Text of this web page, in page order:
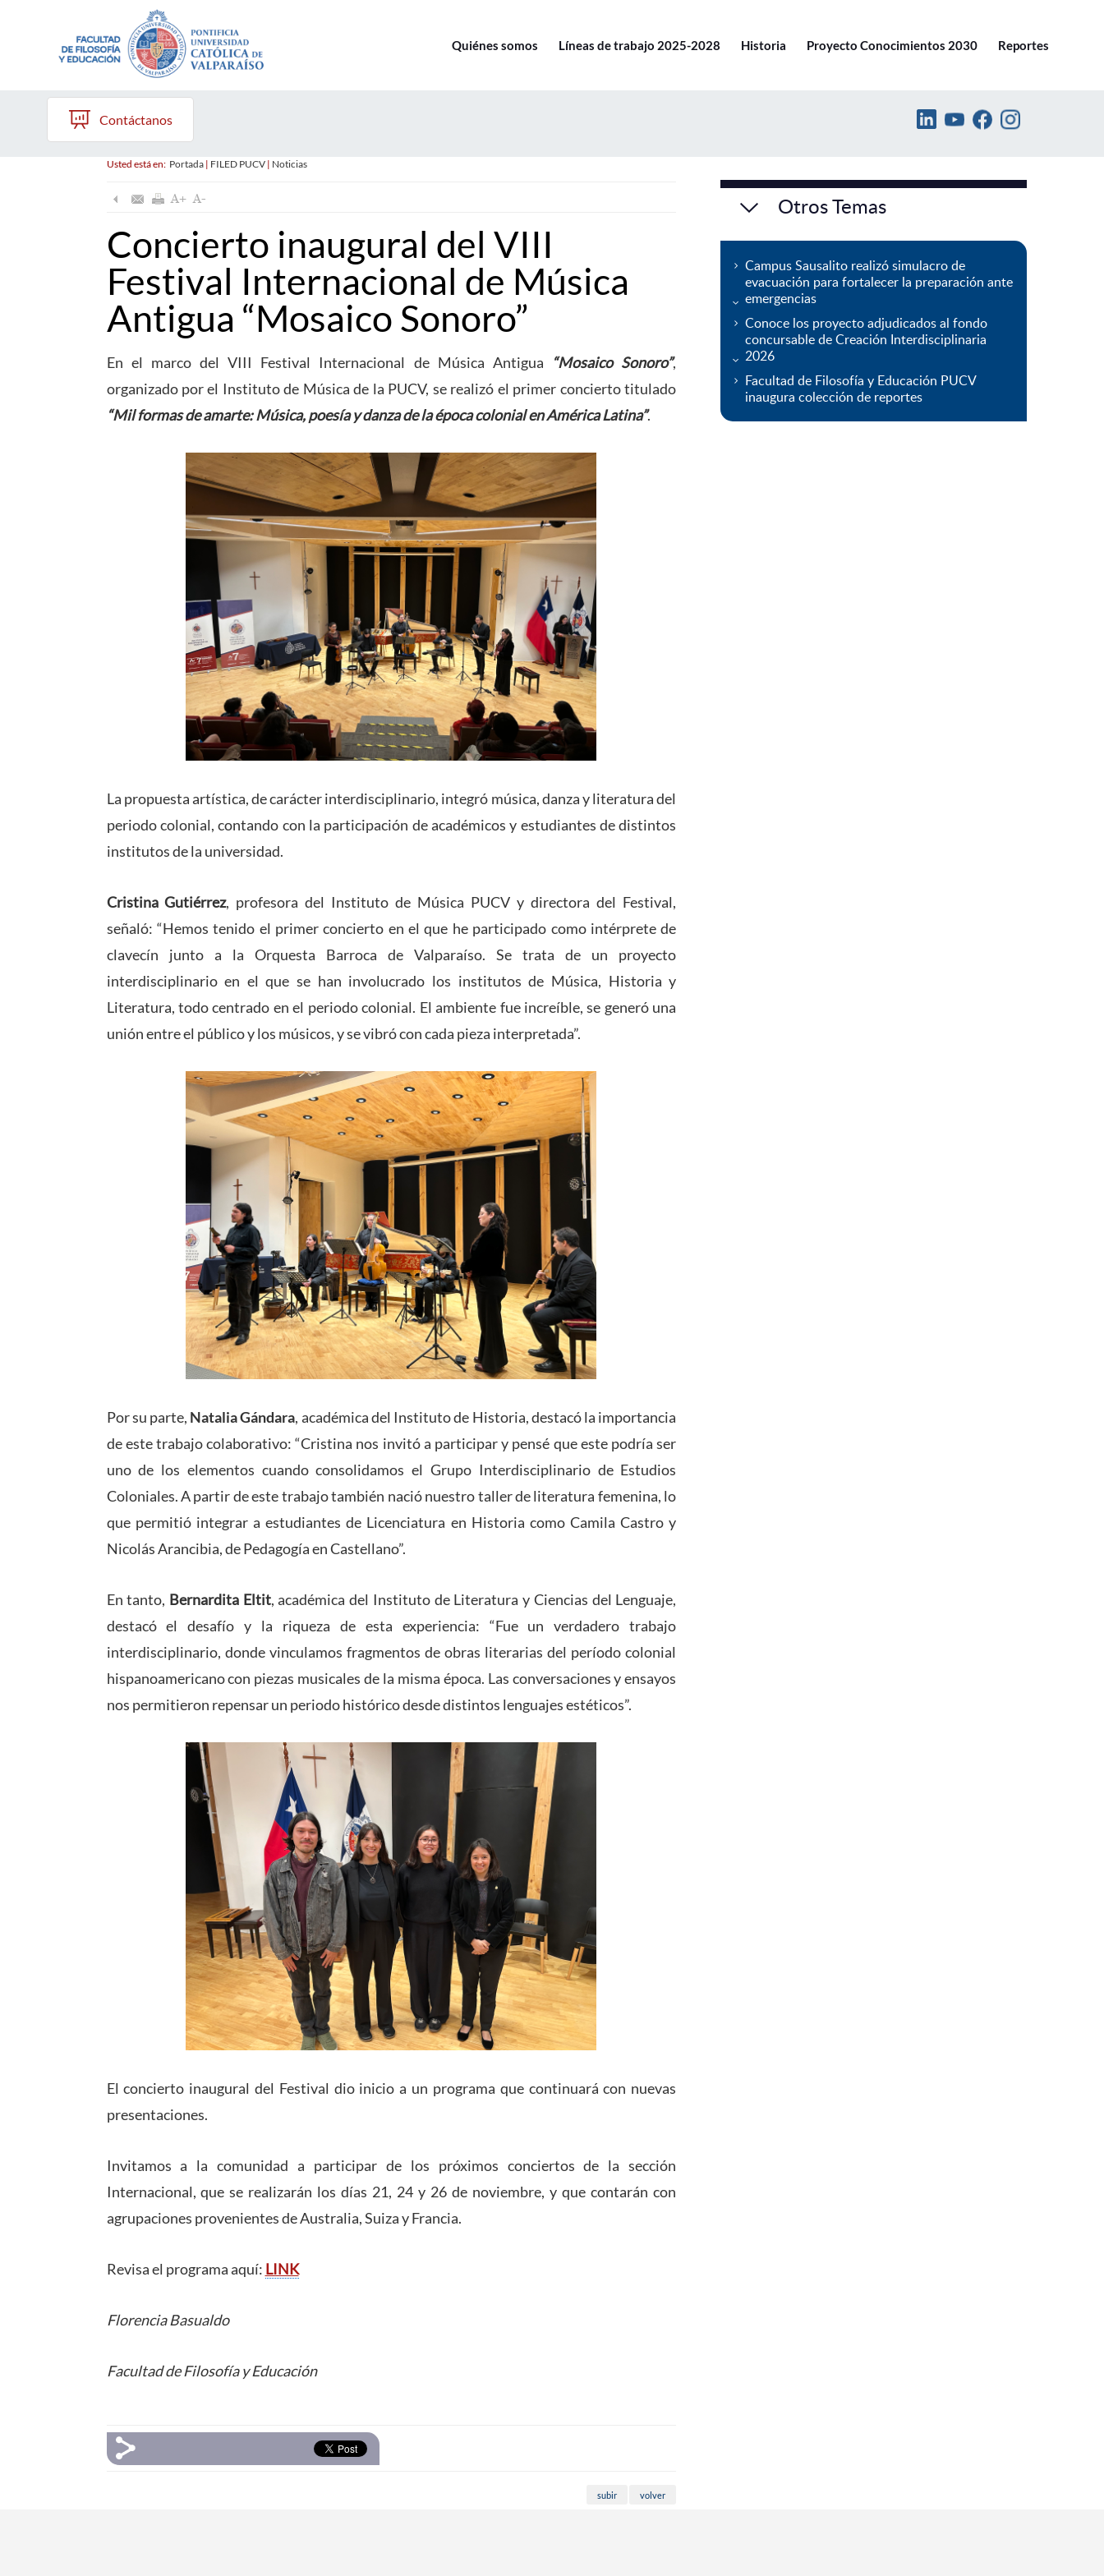
Quiénes somos Líneas de trabajo 2025-2028 Historia Proyecto Conocimientos 2030 Reportes
Contáctanos
Usted está en: Portada| FILED PUCV| Noticias
Concierto inaugural del VIII
Festival Internacional de Música
Antigua “Mosaico Sonoro”
En el marco del VIII Festival Internacional de Música Antigua “Mosaico Sonoro”,
organizado por el Instituto de Música de la PUCV, se realizó el primer concierto titulado
“Mil formas de amarte: Música, poesía y danza de la época colonial en América Latina”.
La propuesta artística, de carácter interdisciplinario, integró música, danza y literatura del
periodo colonial, contando con la participación de académicos y estudiantes de distintos
institutos de la universidad.
Cristina Gutiérrez, profesora del Instituto de Música PUCV y directora del Festival,
señaló: “Hemos tenido el primer concierto en el que he participado como intérprete de
clavecín junto a la Orquesta Barroca de Valparaíso. Se trata de un proyecto
interdisciplinario en el que se han involucrado los institutos de Música, Historia y
Literatura, todo centrado en el periodo colonial. El ambiente fue increíble, se generó una
unión entre el público y los músicos, y se vibró con cada pieza interpretada”.
Por su parte, Natalia Gándara, académica del Instituto de Historia, destacó la importancia
de este trabajo colaborativo: “Cristina nos invitó a participar y pensé que este podría ser
uno de los elementos cuando consolidamos el Grupo Interdisciplinario de Estudios
Coloniales. A partir de este trabajo también nació nuestro taller de literatura femenina, lo
que permitió integrar a estudiantes de Licenciatura en Historia como Camila Castro y
Nicolás Arancibia, de Pedagogía en Castellano”.
En tanto, Bernardita Eltit, académica del Instituto de Literatura y Ciencias del Lenguaje,
destacó el desafío y la riqueza de esta experiencia: “Fue un verdadero trabajo
interdisciplinario, donde vinculamos fragmentos de obras literarias del período colonial
hispanoamericano con piezas musicales de la misma época. Las conversaciones y ensayos
nos permitieron repensar un periodo histórico desde distintos lenguajes estéticos”.
El concierto inaugural del Festival dio inicio a un programa que continuará con nuevas
presentaciones.
Invitamos a la comunidad a participar de los próximos conciertos de la sección
Internacional, que se realizarán los días 21, 24 y 26 de noviembre, y que contarán con
agrupaciones provenientes de Australia, Suiza y Francia.
Revisa el programa aquí: LINK
Florencia Basualdo
Facultad de Filosofía y Educación
subir volver
Otros Temas
Campus Sausalito realizó simulacro de
evacuación para fortalecer la preparación ante
emergencias
Conoce los proyecto adjudicados al fondo
concursable de Creación Interdisciplinaria
2026
Facultad de Filosofía y Educación PUCV
inaugura colección de reportes